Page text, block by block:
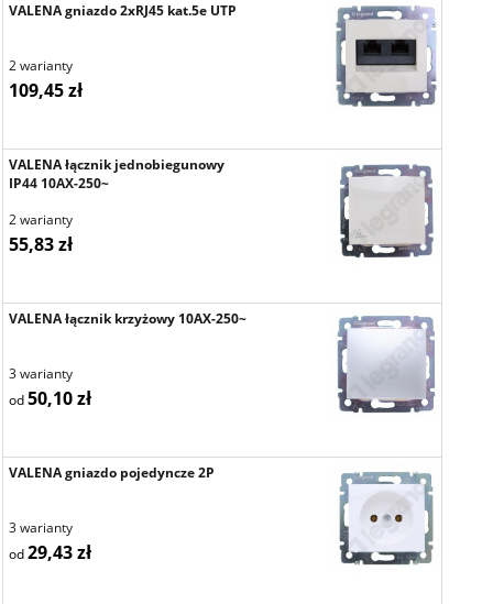
VALENA gniazdo 2xRJ45 kat.5e UTP
2 warianty
109,45 zł
VALENA łącznik jednobiegunowy
IP44 10AX-250~
2 warianty
55,83 zł
VALENA łącznik krzyżowy 10AX-250~
3 warianty
od50,10 zł
VALENA gniazdo pojedyncze 2P
3 warianty
od29,43 zł